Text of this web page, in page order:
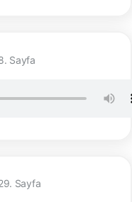
Sayfa
Sayfa